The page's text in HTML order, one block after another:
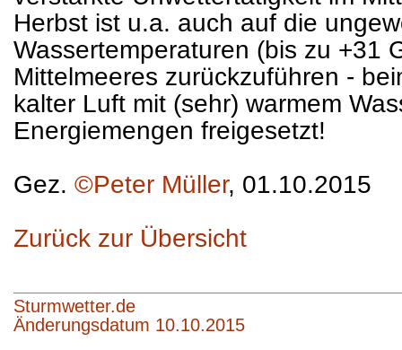
Herbst ist u.a. auch auf die
Wassertemperaturen (bis zu +31
Mittelmeeres zurückzuführen -
kalter Luft mit (sehr) warmem
Energiemengen freigesetzt!
Gez. ©Peter Müller, 01.10.2015
Zurück zur Übersicht
Sturmwetter.de
Änderungsdatum 10.10.2015